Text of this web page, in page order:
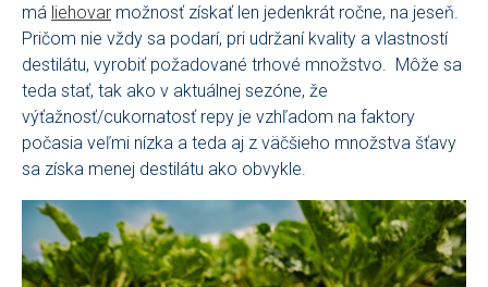
má liehovar možnosť získať len jedenkrát ročne, na jeseň.
Pričom nie vždy sa podarí, pri udržaní kvality a vlastností
destilátu, vyrobiť požadované trhové množstvo. Môže sa
teda stať, tak ako v aktuálnej sezóne, že
výťažnosť/cukornatosť repy je vzhľadom na faktory
počasia veľmi nízka a teda aj z väčšieho množstva šťavy
sa získa menej destilátu ako obvykle.